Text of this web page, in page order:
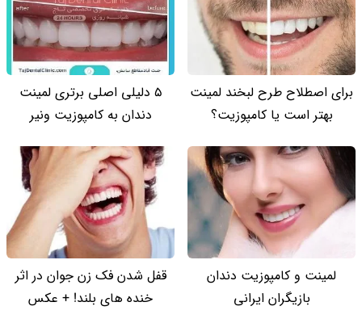
برای اصطلاح طرح لبخند لمینت
بهتر است یا کامپوزیت؟
5 دلیلی اصلی برتری لمینت
دندان به کامپوزیت ونیر
لمینت و کامپوزیت دندان
بازیگران ایرانی
قفل شدن فک زن جوان در اثر
خنده های بلند! + عکس